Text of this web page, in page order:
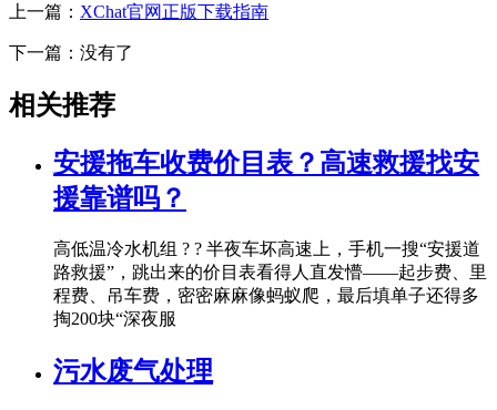
上一篇： XChat官网正版下载指南
下一篇：没有了
相关推荐
安援拖车收费价目表？高速救援找安
援靠谱吗？
高低温冷水机组 ? ? 半夜车坏高速上，手机一搜“安援道
路救援”，跳出来的价目表看得人直发懵——起步费、里
程费、吊车费，密密麻麻像蚂蚁爬，最后填单子还得多
掏200块“深夜服
污水废气处理